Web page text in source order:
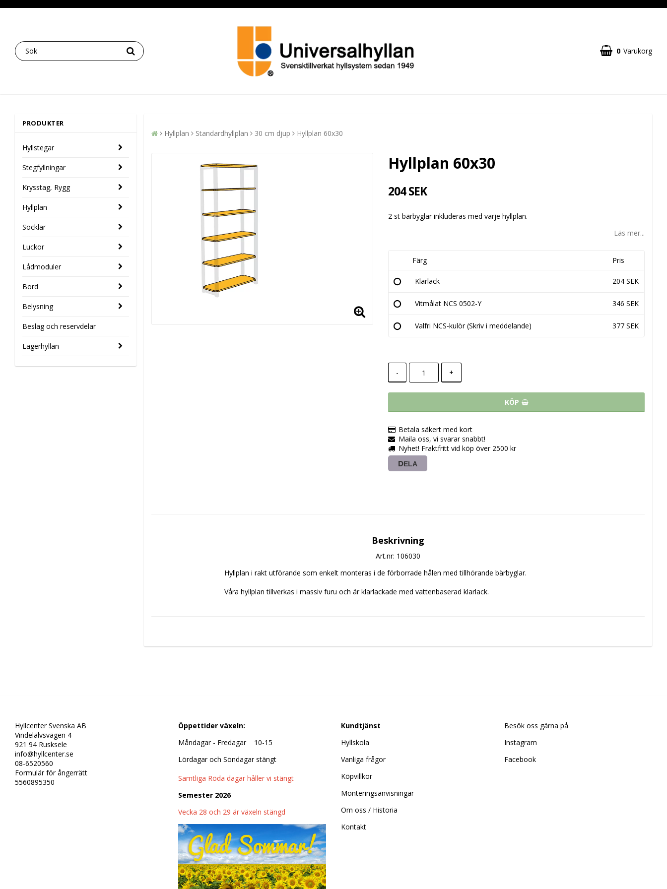
0 Varukorg
PRODUKTER
Hyllstegar
Stegfyllningar
Krysstag, Rygg
Hyllplan
Socklar
Luckor
Lådmoduler
Bord
Belysning
Beslag och reservdelar
Lagerhyllan
Hyllplan Standardhyllplan 30 cm djup Hyllplan 60x30
Hyllplan 60x30
204 SEK
2 st bärbyglar inkluderas med varje hyllplan.
Läs mer...
Färg Pris
Klarlack 204 SEK
Vitmålat NCS 0502-Y 346 SEK
Valfri NCS-kulör (Skriv i meddelande) 377 SEK
- +
KÖP
Betala säkert med kort
Maila oss, vi svarar snabbt!
Nyhet! Fraktfritt vid köp över 2500 kr
DELA
Beskrivning
Art.nr: 106030
Hyllplan i rakt utförande som enkelt monteras i de förborrade hålen med tillhörande bärbyglar.
Våra hyllplan tillverkas i massiv furu och är klarlackade med vattenbaserad klarlack.
Hyllcenter Svenska AB
Vindelälvsvägen 4
921 94 Rusksele
info@hyllcenter.se
08-6520560
Formulär för ångerrätt
5560895350
Öppettiderväxeln:
Måndagar - Fredagar 10-15
Lördagar och Söndagar stängt
Samtliga Röda dagar håller vi stängt
Semester 2026
Vecka 28 och 29 är växeln stängd
Kundtjänst
Hyllskola
Vanliga frågor
Köpvillkor
Monteringsanvisningar
Om oss / Historia
Kontakt
Besök oss gärna på
Instagram
Facebook